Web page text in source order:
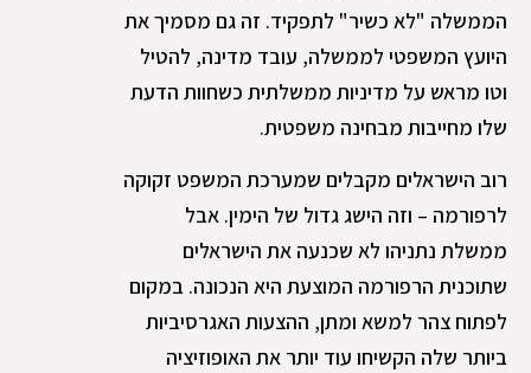
הממשלה "לא כשיר" לתפקיד. זה גם מסמיך את
היועץ המשפטי לממשלה, עובד מדינה, להטיל
וטו מראש על מדיניות ממשלתית כשחוות הדעת
שלו מחייבות מבחינה משפטית.
רוב הישראלים מקבלים שמערכת המשפט זקוקה
לרפורמה – וזה הישג גדול של הימין. אבל
ממשלת נתניהו לא שכנעה את הישראלים
שתוכנית הרפורמה המוצעת היא הנכונה. במקום
לפתוח צהר למשא ומתן, ההצעות האגרסיביות
ביותר שלה הקשיחו עוד יותר את האופוזיציה